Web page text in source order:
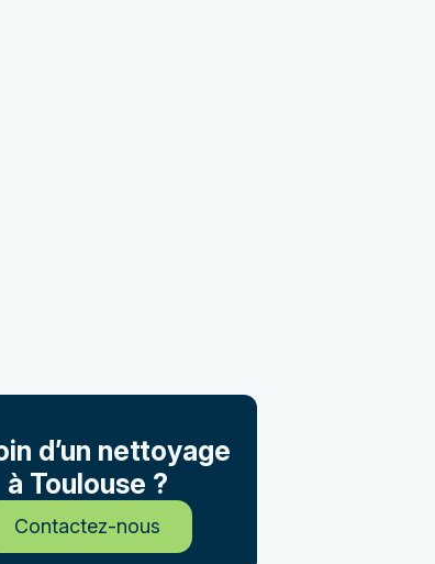
d’un nettoyage
à Toulouse ?
Contactez-nous